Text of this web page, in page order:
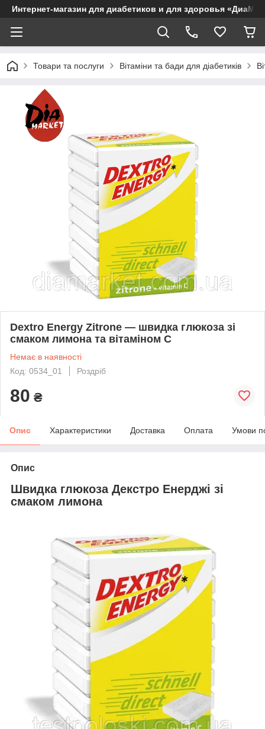
Интернет-магазин для диабетиков и для здоровья
Товари та послуги Вітаміни та бади для діабетиків
Dextro Energy Zitrone — швидка глюкоза зі
смаком лимона та вітаміном С
Немає в наявності
Код: 0534_01
Роздріб
80 ₴
Опис Характеристики Доставка Оплата Умови
Опис
Швидка глюкоза Декстро Енерджі зі
смаком лимона